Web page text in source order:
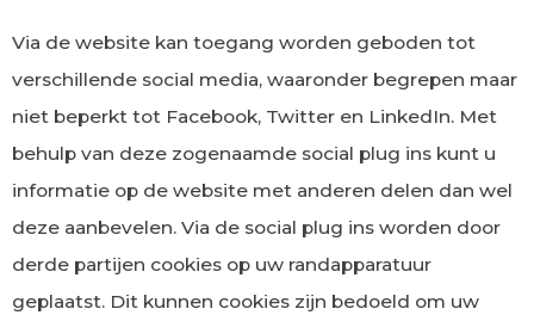
Via de website kan toegang worden geboden tot
verschillende social media, waaronder begrepen maar
niet beperkt tot Facebook, Twitter en LinkedIn. Met
behulp van deze zogenaamde social plug ins kunt u
informatie op de website met anderen delen dan wel
deze aanbevelen. Via de social plug ins worden door
derde partijen cookies op uw randapparatuur
geplaatst. Dit kunnen cookies zijn bedoeld om uw